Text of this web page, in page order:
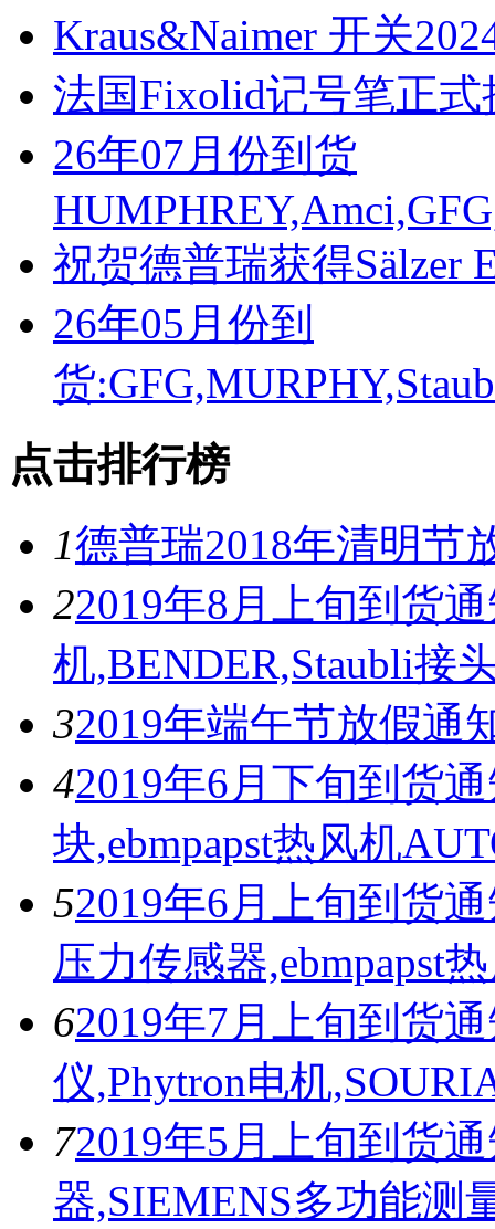
Kraus&Naimer 开关
法国Fixolid记号笔正
26年07月份到货
祝贺德普瑞获得Sälzer
26年05月份到
货
点击排行榜
1德普瑞2018年清明节
22019年8月上旬到货
机,BENDER,Staubli接
32019年端午节放假通
42019年6月下旬到货
块,ebmpapst热风机
52019年6月上旬到货
压力传感器,ebmpapst
62019年7月上旬到货
仪,Phytron电机
72019年5月上旬到货
器,SIEMENS多功能测